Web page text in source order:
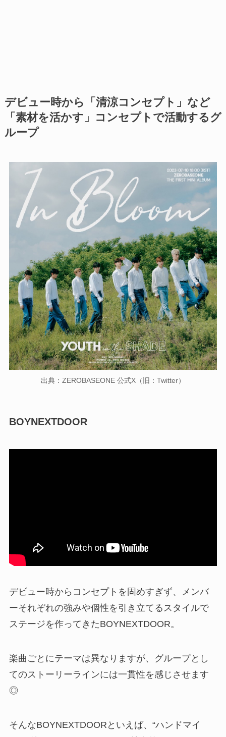
デビュー時から「清涼コンセプト」など
「素材を活かす」コンセプトで活動するグ
ループ
出典：ZEROBASEONE 公式X（旧：Twitter）
BOYNEXTDOOR
デビュー時からコンセプトを固めすぎず、メンバ
ーそれぞれの強みや個性を引き立てるスタイルで
ステージを作ってきたBOYNEXTDOOR。
楽曲ごとにテーマは異なりますが、グループとし
てのストーリーラインには一貫性を感じさせます
◎
そんなBOYNEXTDOORといえば、“ハンドマイ